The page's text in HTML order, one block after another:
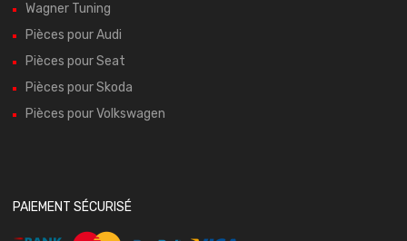
Wagner Tuning
Pièces pour Audi
Pièces pour Seat
Pièces pour Skoda
Pièces pour Volkswagen
PAIEMENT SÉCURISÉ